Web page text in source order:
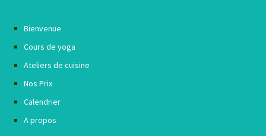
Bienvenue
Cours de yoga
Ateliers de cuisine
Nos Prix
Calendrier
A propos